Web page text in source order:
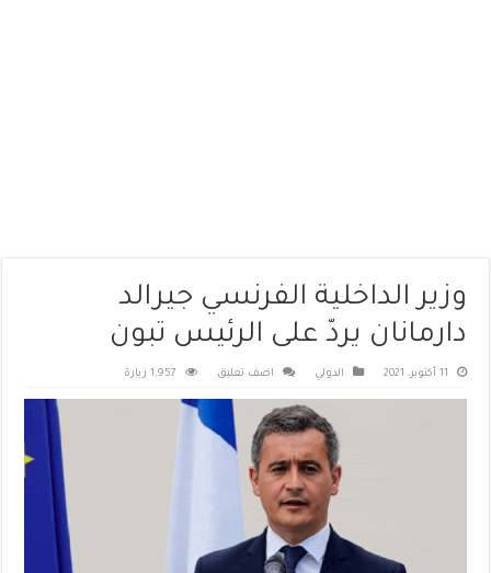
وزير الداخلية الفرنسي جيرالد
دارمانان يردّ على الرئيس تبون
11 أكتوبر، 2021 الدولي اضف تعليق 1,957 زيارة